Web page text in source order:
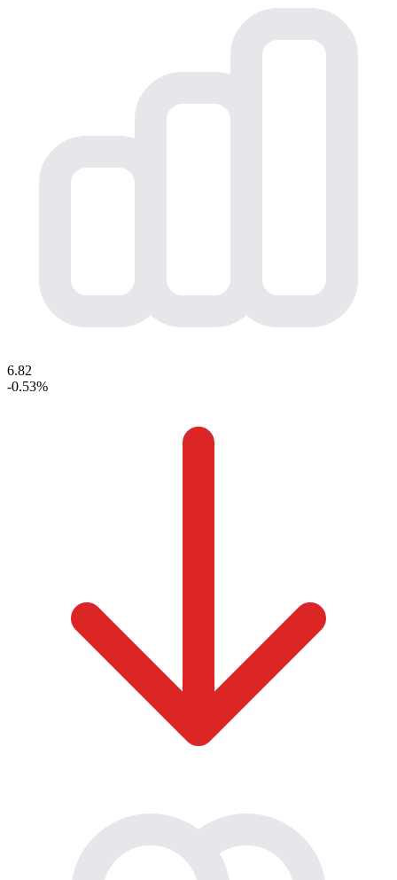
6.82
-0.53%